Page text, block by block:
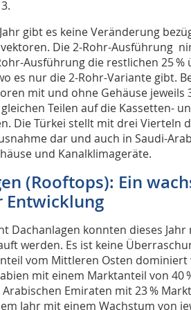
gibt es keine Veränderung
Die 2-Rohr-Ausführung
Ausführung die restlichen 25
es nur die 2-Rohr-Variante gibt.
mit und ohne Gehäuse jeweils
Teilen auf die Kassetten-
Die Türkei stellt mit drei Vierteln
dar und auch in Saudi-
und Kanalklimageräte.
(Rooftops): Ein
Entwicklung
Dachanlagen konnten dieses Jahr
werden. Es ist keine
vom Mittleren Osten
mit einem Marktanteil von 40
Emiraten mit 23 %
Jahr mit einem Wachstum von